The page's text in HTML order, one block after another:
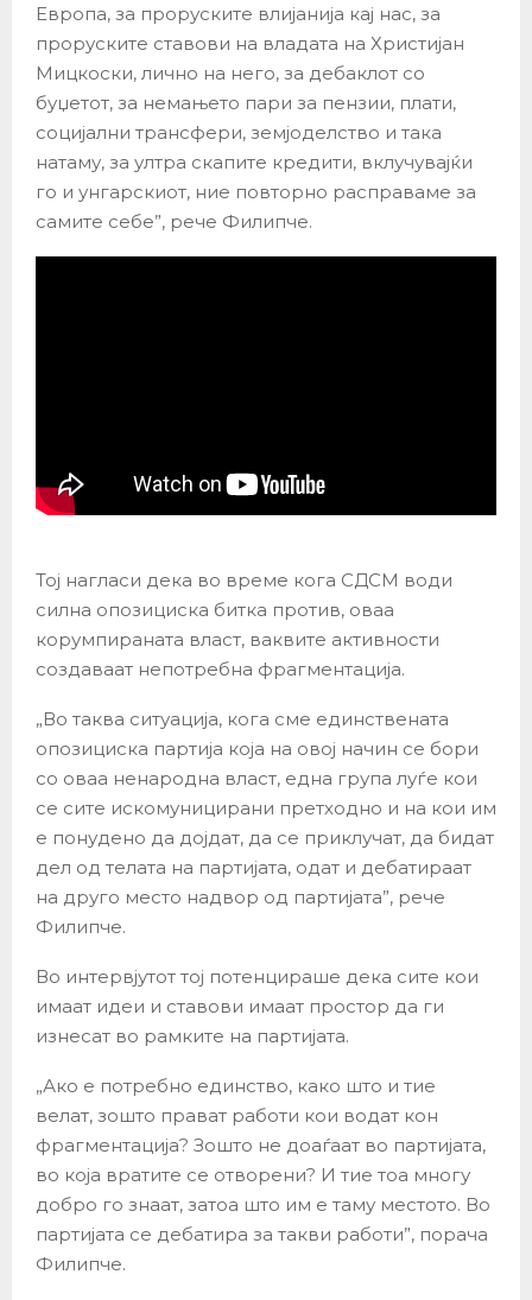
Европа, за проруските влијанија кај нас, за
проруските ставови на владата на Христијан
Мицкоски, лично на него, за дебаклот со
буџетот, за немањето пари за пензии, плати,
социјални трансфери, земјоделство и така
натаму, за ултра скапите кредити, вклучувајќи
го и унгарскиот, ние повторно расправаме за
самите себе”, рече Филипче.
Тој нагласи дека во време кога СДСМ води
силна опозициска битка против, оваа
корумпираната власт, ваквите активности
создаваат непотребна фрагментација.
„Во таква ситуација, кога сме единствената
опозициска партија која на овој начин се бори
со оваа ненародна власт, една група луѓе кои
се сите искомуницирани претходно и на кои им
е понудено да дојдат, да се приклучат, да бидат
дел од телата на партијата, одат и дебатираат
на друго место надвор од партијата”, рече
Филипче.
Во интервјутот тој потенцираше дека сите кои
имаат идеи и ставови имаат простор да ги
изнесат во рамките на партијата.
„Ако е потребно единство, како што и тие
велат, зошто прават работи кои водат кон
фрагментација? Зошто не доаѓаат во партијата,
во која вратите се отворени? И тие тоа многу
добро го знаат, затоа што им е таму местото. Во
партијата се дебатира за такви работи”, порача
Филипче.